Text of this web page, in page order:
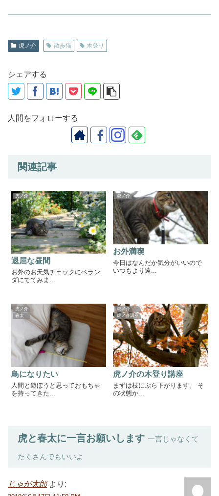
虎ノ介 散歩猫 木登り
シェアする
人間をフォローする
関連記事
虎ノ介
退屈な昼間
お外のお天気チェックにベラン
ダにでてみま...
虎ノ介
お外満喫
今日はなんだか気分がいいので
いつもより遠...
虎ノ介
春太
鳥になりたい
人間と遊ぼうと思っておもちゃ
を持ってきた...
虎ノ介
虎ノ介講座
虎ノ介の木登り講座
まずは枝にぶら下がります。 そ
の状態か...
虎と春太に一言お願いします 一言じゃなくて
たくさんでもいいよ
じゃが太郎 より: